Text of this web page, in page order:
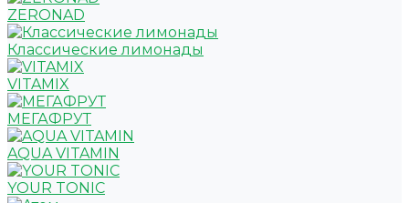
ZERONAD
Классические лимонады
VITAMIX
МЕГАФРУТ
AQUA VITAMIN
YOUR TONIC